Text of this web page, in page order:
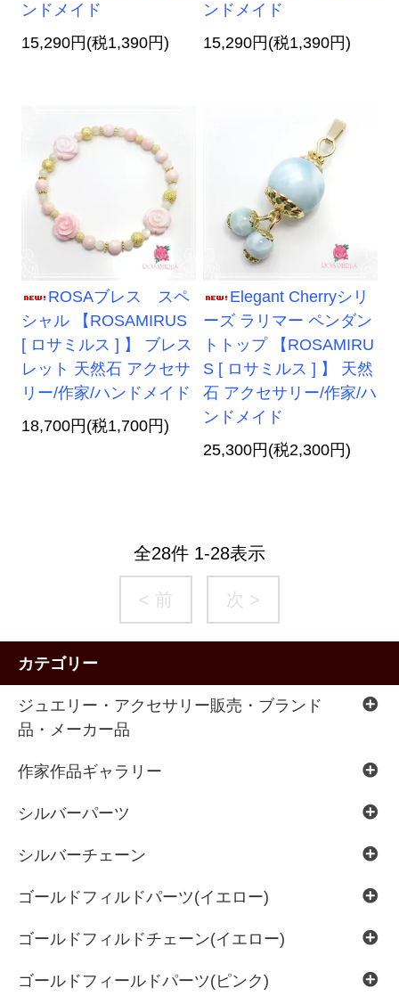
ンドメイド
15,290円(税1,390円)
ンドメイド
15,290円(税1,390円)
ROSAブレス スペ
シャル 【ROSAMIRUS
[ ロサミルス ] 】 ブレス
レット 天然石 アクセサ
リー/作家/ハンドメイド
18,700円(税1,700円)
Elegant Cherryシリ
ーズ ラリマー ペンダン
トトップ 【ROSAMIRU
S [ ロサミルス ] 】 天然
石 アクセサリー/作家/ハ
ンドメイド
25,300円(税2,300円)
全28件 1-28表示
< 前 次 >
カテゴリー
ジュエリー・アクセサリー販売・ブランド
品・メーカー品
作家作品ギャラリー
シルバーパーツ
シルバーチェーン
ゴールドフィルドパーツ(イエロー)
ゴールドフィルドチェーン(イエロー)
ゴールドフィールドパーツ(ピンク)